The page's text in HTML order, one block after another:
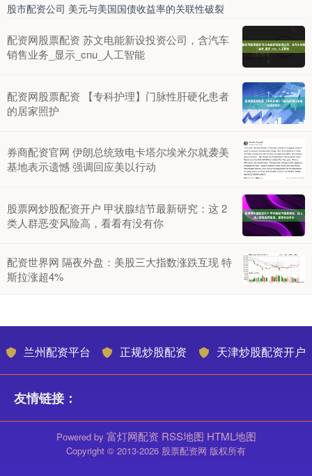
股市配资公司 美元与美国国债收益率的关联性破裂
配资网股票配资 苏文电能新设投资公司，含汽车
销售业务_显示_cnu_人工智能
配资网股票配资 【专科护理】门脉性肝硬化患者
的居家照护
券商配资官网 伊朗总统致电卡塔尔埃米尔就袭美
基地表示遗憾 强调回应美以行动
股票网炒股配资开户 甲状腺结节最新研究：这 2
类人群恶变风险高，看看有没有你
配资世界网 隔夜外盘：美股三大指数涨跌互现 特
斯拉涨超4%
兰州配资平台 正规炒股配资 天津炒股配资开户
友情链接：
Powered by 富灯网配资 RSS地图 HTML地图
Copyright © 2013-2026 股票配资网 版权所有